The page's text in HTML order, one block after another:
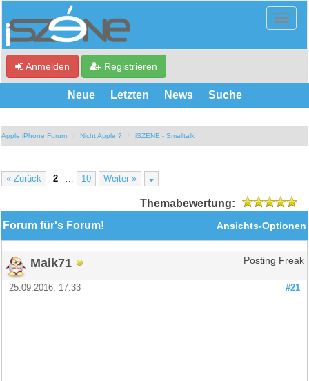
Anmelden Registrieren
Neue Letzten News Suche
Apple iPhone Forum Nicht Apple ? iSZENE - Smalltalk
« Zurück 2 10 Weiter »
Themabewertung:
Ansichts-Optionen
Forum für's Forum!
Maik71 Posting Freak
#21
25.09.2016, 17:33